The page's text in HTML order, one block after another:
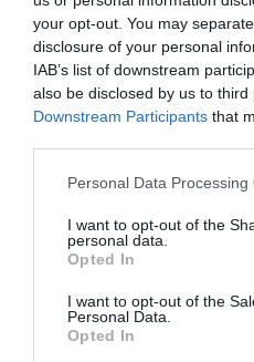
your opt-out. You may
disclosure of your personal
IAB’s list of downstream
also be disclosed by us to third
Downstream Participants that
Personal Data Processing
I want to opt-out of the
personal data.
Opted In
I want to opt-out of the
Personal Data.
Opted In